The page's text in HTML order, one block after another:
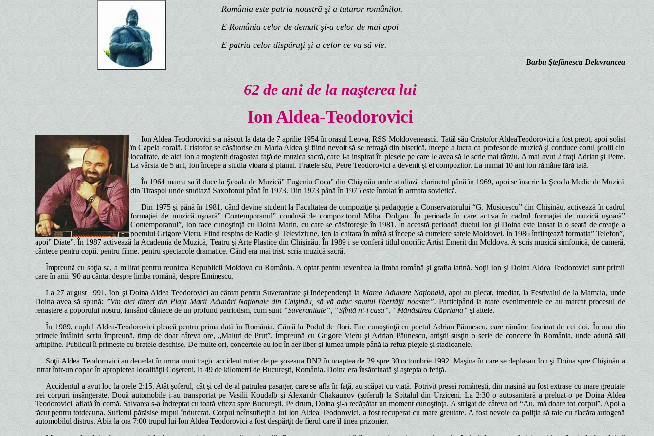
România este patria noastrã şi a tuturor românilor.
E România celor de demult şi-a celor de mai apoi
E patria celor dispãruţi şi a celor ce va sã vie.
Barbu Ştefãnescu Delavrancea
62 de ani de la naşterea lui
Ion Aldea-Teodorovici
Ion Aldea-Teodorovici s-a născut la data de 7 aprilie 1954 în oraşul Leova, RSS Moldovenească. Tatăl său Cristofor AldeaTeodorovici a fost preot, apoi solist
în Capela corală. Cristofor se căsătorise cu Maria Aldea şi fiind nevoit să se retragă din biserică, începe a lucra ca profesor de muzică şi conduce corul şcolii din
localitate, de aici Ion a moştenit dragostea faţă de muzica sacră, care l-a inspirat în piesele pe care le avea să le scrie mai târziu. A mai avut 2 fraţi Adrian şi Petre.
La vârsta de 5 ani, Ion începe a studia vioara şi pianul. Fratele său, Petre Teodorovici a devenit şi el compozitor. La numai 10 ani Ion rămâne fără tată.
În 1964 mama sa îl duce la Şcoala de Muzică” Eugeniu Coca” din Chişinău unde studiază clarinetul până în 1969, apoi se înscrie la Şcoala Medie de Muzică
din Tiraspol unde studiază Saxofonul până în 1973. Din 1973 până în 1975 este înrolat în armata sovietică.
Din 1975 şi până în 1981, când devine student la Facultatea de compoziţie şi pedagogie a Conservatorului “G. Musicescu” din Chişinău, activează în cadrul
formaţiei de muzică uşoară” Contemporanul” condusă de compozitorul Mihai Dolgan. În perioada în care activa în cadrul formaţiei de muzică uşoară”
Contemporanul”, Ion face cunoştinţă cu Doina Marin, cu care se căsătoreşte în 1981. În această perioadă duetul Ion şi Doina este lansat la o seară de creaţie a
poetului Grigore Vieru. Fiind respins de Radio şi Televiziune, Ion la chitara în mînă şi începe să cutreiere satele Moldovei. În 1986 înfiinţează formaţia” Telefon”,
apoi” Diate”. În 1987 activează la Academia de Muzică, Teatru şi Arte Plastice din Chişinău. În 1989 i se conferă titlul onorific Artist Emerit din Moldova. A scris muzică simfonică, de cameră,
cântece pentru copii, pentru filme, pentru spectacole dramatice. Când era mai trist, scria muzică sacră.
Împreună cu soţia sa, a militat pentru reunirea Republicii Moldova cu România. A optat pentru revenirea la limba română şi grafia latină. Soţii Ion şi Doina Aldea Teodorovici sunt primii
care în anii ’90 au cântat despre limba română, despre Eminescu.
La 27 august 1991, Ion şi Doina Aldea Teodorovici au cântat pentru Suveranitate şi Independenţă la Marea Adunare Naţională, apoi au plecat, imediat, la Festivalul de la Mamaia, unde
Doina avea să spună: ”Vin aici direct din Piaţa Marii Adunări Naţionale din Chişinău, să vă aduc salutul libertăţii noastre”. Participând la toate evenimentele ce au marcat procesul de
renaştere a poporului nostru, lansând cântece de un profund patriotism, cum sunt ”Suveranitate”, “Sfîntă ni-i casa”, “Mănăstirea Căpriana” şi altele.
În 1989, cuplul Aldea-Teodorovici pleacă pentru prima dată în România. Cântă la Podul de flori. Fac cunoştinţă cu poetul Adrian Păunescu, care rămâne fascinat de cei doi. În una din
primele întâlniri scriu împreună, timp de doar câteva ore, „Maluri de Prut”. Împreună cu Grigore Vieru şi Adrian Păunescu, artiştii susţin o serie de concerte în România, unde adună săli
arhipline. Publicul îi primeşte cu braţele deschise. De multe ori, concertele au loc în aer liber şi lumea umple până la refuz pieţele şi stadioanele.
Soţii Aldea Teodorovici au decedat în urma unui tragic accident rutier de pe şoseaua DN2 în noaptea de 29 spre 30 octombrie 1992. Maşina în care se deplasau Ion şi Doina spre Chişinău a
intrat într-un copac în apropierea localităţii Coşereni, la 49 de kilometri de Bucureşti, România. Doina era însărcinată şi aştepta o fetiţă.
Accidentul a avut loc la orele 2:15. Atât şoferul, cât şi cel de-al patrulea pasager, care se afla în faţă, au scăpat cu viaţă. Potrivit presei româneşti, din maşină au fost extrase cu mare greutate
trei corpuri însângerate. Două automobile i-au transportat pe Vasilii Koudalb şi Alexandr Chakaunov (şoferul) la Spitalul din Urziceni. La 2:30 o autosanitară a preluat-o pe Doina Aldea
Teodorovici, aflată în comă. Salvarea s-a îndreptat cu toată viteza spre Bucureşti. Pe drum, Doina şi-a recăpătat un moment cunoştinţa. A strigat de câteva ori “Au, mă doare tot corpul”. Apoi a
tăcut pentru totdeauna. Sufletul părăsise trupul îndurerat. Corpul neînsufleţit a lui Ion Aldea Teodorovici, a fost recuperat cu mare greutate. A fost nevoie ca poliţia să taie cu flacăra autogenă
automobilul distrus. Abia la ora 7:00 trupul lui Ion Aldea Teodorovici a fost despărţit de fierul care îl ţinea prizonier.